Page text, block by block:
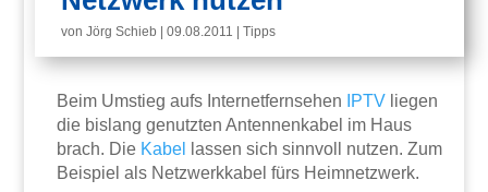
vonJörg Schieb |09.08.2011 |Tipps
Beim Umstieg aufs Internetfernsehen IPTV liegen
die bislang genutzten Antennenkabel im Haus
brach. Die Kabel
lassen sich sinnvoll nutzen. Zum
Beispiel als Netzwerkkabel fürs Heimnetzwerk.